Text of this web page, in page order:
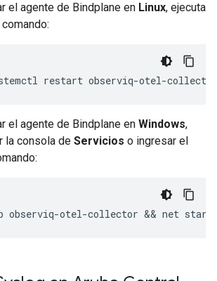
el agente de Bindplane en Linux, ejecuta
restart
el agente de Bindplane en Windows,
la consola de Servicios o ingresar el